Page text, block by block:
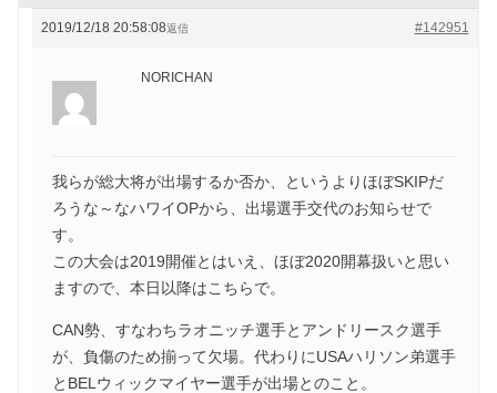
2019/12/18 20:58:08 #142951
返信
NORICHAN
我らが総大将が出場するか否か、というよりほぼSKIPだ
ろうな～なハワイOPから、出場選手交代のお知らせで
す。
この大会は2019開催とはいえ、ほぼ2020開幕扱いと思い
ますので、本日以降はこちらで。
CAN勢、すなわちラオニッチ選手とアンドリースク選手
が、負傷のため揃って欠場。代わりにUSAハリソン弟選手
とBELウィックマイヤー選手が出場とのこと。